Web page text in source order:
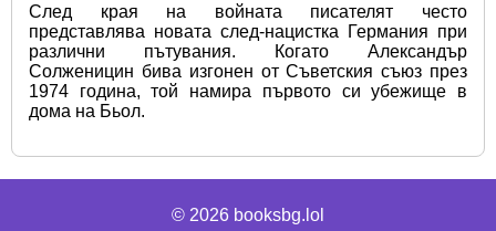
След края на войната писателят често
представлява новата след-нацистка Германия при
различни пътувания. Когато Александър
Солженицин бива изгонен от Съветския съюз през
1974 година, той намира първото си убежище в
дома на Бьол.
© 2026 booksbg.lol